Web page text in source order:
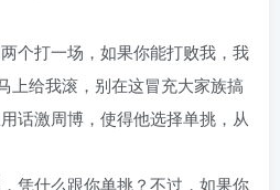
个打一场，如果你能打败我，我
上给我滚，别在这冒充大家族搞
话激周博，使得他选择单挑，从
凭什么跟你单挑？不过，如果你